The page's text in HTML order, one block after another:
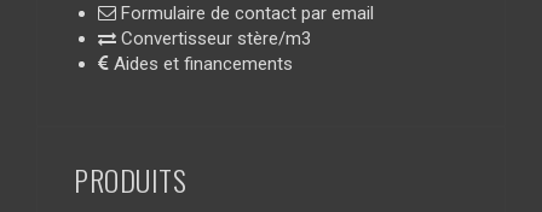
Formulaire de contact par email
Convertisseur stère/m3
Aides et financements
PRODUITS